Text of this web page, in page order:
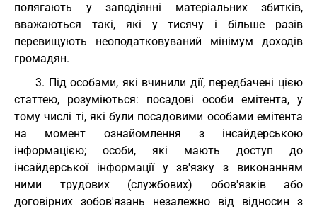
полягають у заподіянні матеріальних збитків,
вважаються такі, які у тисячу і більше разів
перевищують неоподатковуваний мінімум доходів
громадян.
3. Під особами, які вчинили дії, передбачені цією
статтею, розуміються: посадові особи емітента, у
тому числі ті, які були посадовими особами емітента
на момент ознайомлення з інсайдерською
інформацією; особи, які мають доступ до
інсайдерської інформації у зв'язку з виконанням
ними трудових (службових) обов'язків або
договірних зобов'язань незалежно від відносин з